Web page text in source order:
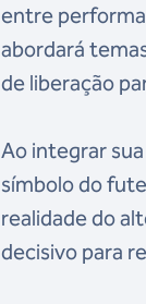
entre
abordará
de liberação
Ao integrar
símbolo do
realidade do
decisivo para